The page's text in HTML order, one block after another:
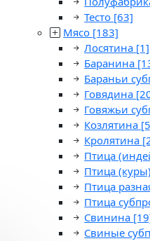
Тесто [63]
Мясо [183]
Лосятина [1]
Баранина
Бараньи
Говядина
Говяжьи
Козлятина
Кролятина
Птица
Птица (куры)
Птица
Птица
Свинина
Свиные